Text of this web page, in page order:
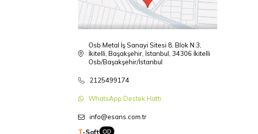
Osb Metal İş Sanayi Sitesi 8. Blok N:3,
İkitelli, Başakşehir, İstanbul, 34306 İkitelli
Osb/Başakşehir/İstanbul
2125499174
WhatsApp Destek Hattı
info@esans.com.tr
T-Soft